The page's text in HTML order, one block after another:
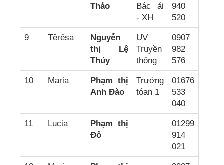
Thảo
Bác ái
- XH
940
520
9 Têrêsa
Nguyễn
thị Lệ
Thủy
UV
Truyền
thông
0907
982
576
10 Maria
Phạm thị
Anh Đào
Trưởng
tóan 1
01676
533
040
11 Lucia
Phạm thị
Đỏ
01299
914
021